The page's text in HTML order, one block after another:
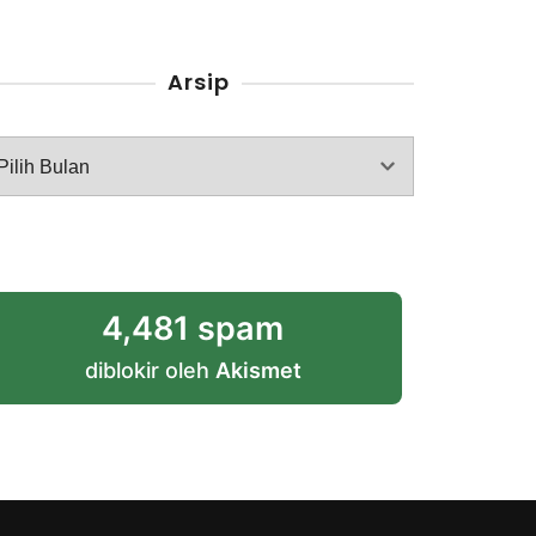
Arsip
4,481 spam
diblokir oleh Akismet